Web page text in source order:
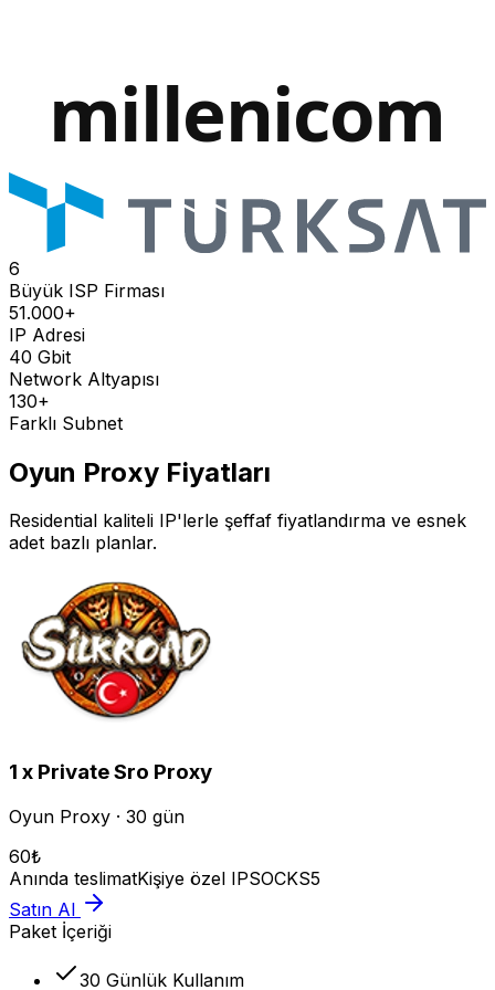
6
Büyük ISP Firması
51.000+
IP Adresi
40 Gbit
Network Altyapısı
130+
Farklı Subnet
Oyun Proxy Fiyatları
Residential kaliteli IP'lerle şeffaf fiyatlandırma ve esnek
adet bazlı planlar.
1 x Private Sro Proxy
Oyun Proxy · 30 gün
60₺
Anında teslimatKişiye özel IPSOCKS5
Satın Al
Paket İçeriği
30 Günlük Kullanım